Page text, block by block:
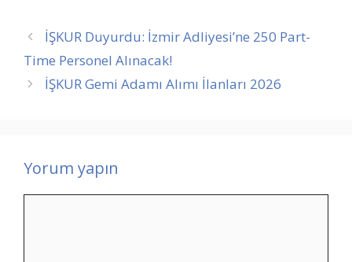
İŞKUR Duyurdu: İzmir Adliyesi’ne 250 Part-
Time Personel Alınacak!
İŞKUR Gemi Adamı Alımı İlanları 2026
Yorum yapın